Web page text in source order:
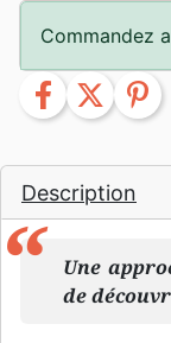
Description
Une
de
Commandez
facebook twitter pinterest